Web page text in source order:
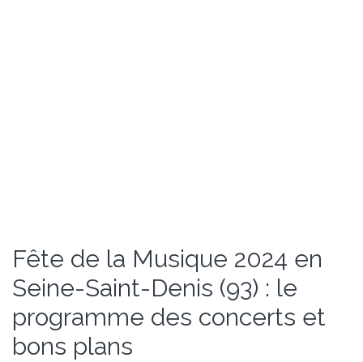
Fête de la Musique 2024 en
Seine-Saint-Denis (93) : le
programme des concerts et
bons plans